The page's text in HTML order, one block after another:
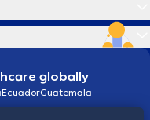
globally
EcuadorGuatemala